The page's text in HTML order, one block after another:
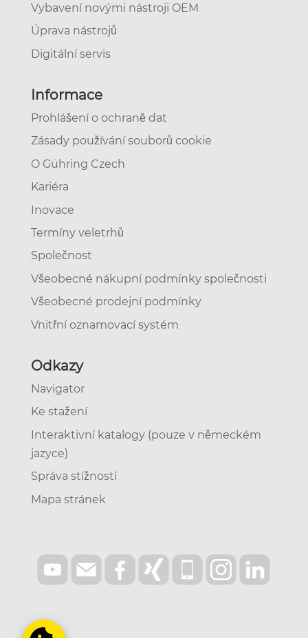
Vybavení novými nástroji OEM
Úprava nástrojů
Digitální servis
Informace
Prohlášení o ochraně dat
Zásady používání souborů cookie
O Gühring Czech
Kariéra
Inovace
Termíny veletrhů
Společnost
Všeobecné nákupní podmínky společnosti
Všeobecné prodejní podmínky
Vnitřní oznamovací systém
Odkazy
Navigator
Ke stažení
Interaktivní katalogy (pouze v německém
jazyce)
Správa stížností
Mapa stránek